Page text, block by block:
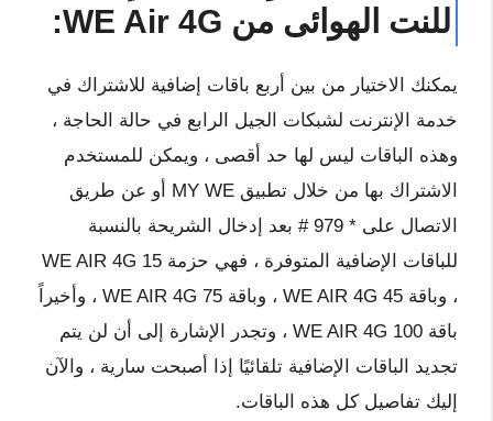
للنت الهوائى من WE Air 4G:
يمكنك الاختيار من بين أربع باقات إضافية للاشتراك في
خدمة الإنترنت لشبكات الجيل الرابع في حالة الحاجة ،
وهذه الباقات ليس لها حد أقصى ، ويمكن للمستخدم
الاشتراك بها من خلال تطبيق MY WE أو عن طريق
الاتصال على * 979 # بعد إدخال الشريحة بالنسبة
للباقات الإضافية المتوفرة ، فهي حزمة WE AIR 4G 15
، وباقة WE AIR 4G 45 ، وباقة WE AIR 4G 75 ، وأخيراً
باقة WE AIR 4G 100 ، وتجدر الإشارة إلى أن لن يتم
تجديد الباقات الإضافية تلقائيًا إذا أصبحت سارية ، والآن
إليك تفاصيل كل هذه الباقات.